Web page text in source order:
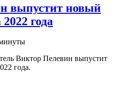
выпустит новый
года
Виктор Пелевин выпустит
года.